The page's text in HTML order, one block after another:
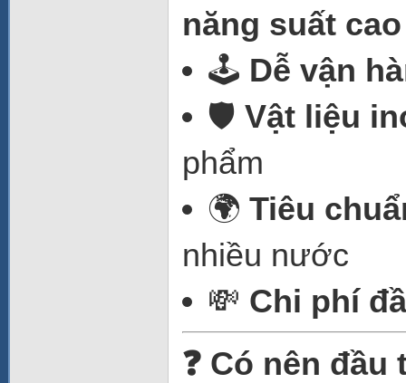
năng suất cao
🕹️ Dễ vận
🛡️ Vật liệu
phẩm
🌍 Tiêu
nhiều nước
💸 Chi phí
❓ Có nên